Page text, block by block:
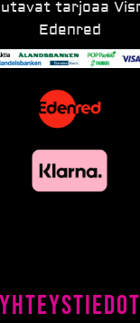
tarjoaa
Edenred
Yhteystiedot